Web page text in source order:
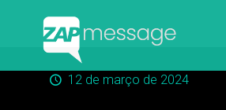
12 de março de 2024